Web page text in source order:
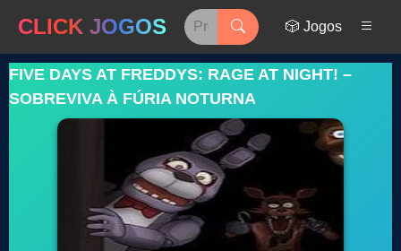
CLICK JOGOS 🎲 Jogos
FIVE DAYS AT FREDDYS: RAGE AT NIGHT! –
SOBREVIVA À FÚRIA NOTURNA